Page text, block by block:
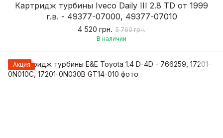
Картридж турбины Iveco Daily III 2.8 TD от 1999
г.в. - 49377-07000, 49377-07010
4 520 грн. 5 760 грн.
В наличии
Акция